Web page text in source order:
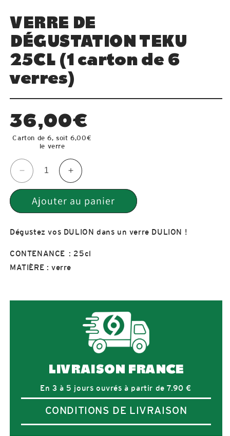
VERRE DE
DÉGUSTATION TEKU
25CL (1 carton de 6
verres)
Prix
habituel
36,00€
Carton de 6, soit 6,00€
le verre
Réduire
la
quantité
DE
DÉGUSTATION
TEKU
25CL
(1
Augmenter
la
de
DE
TEKU
(1
verres)
Ajouter au panier
Dégustez vos DULION dans un verre DULION !
CONTENANCE : 25cl
MATIÈRE : verre
LIVRAISON FRANCE
En 3 à 5 jours ouvrés à partir de 7.90 €
CONDITIONS DE LIVRAISON